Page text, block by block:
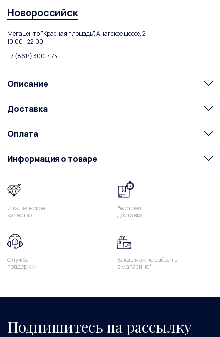
Новороссийск
Мегацентр "Красная площадь", Анапское шоссе, 2
10:00 - 22:00
+7 (8617) 300-475
Описание
Доставка
Оплата
Информация о товаре
Итальянское
качество
Быстрая
доставка
Служба
поддержки
Заказ можно забрать
в магазине*
Подпишитесь на рассылку